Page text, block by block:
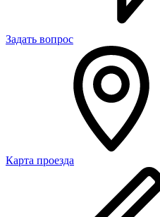
Задать вопрос
Карта проезда